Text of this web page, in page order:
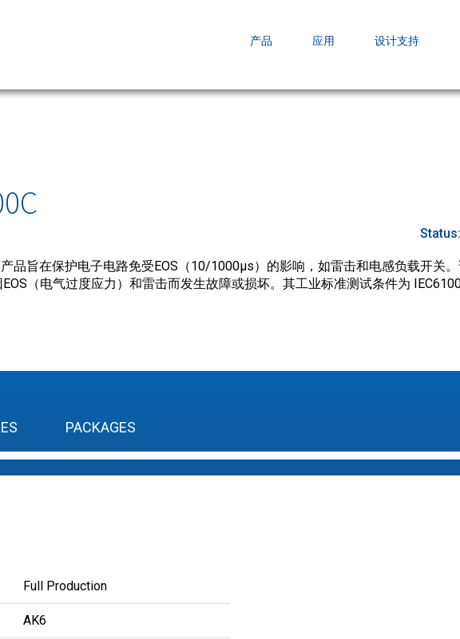
产品 应用 设计支持
AOS发布
Status:
品旨在保护电子电路免受EOS（10/1000µs）的影响，如雷击和电感负载开关
（电气过度应力）和雷击而发生故障或损坏。其工业标准测试条件为
PACKAGES
Full Production
AK6